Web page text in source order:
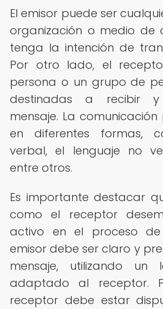
El emisor puede ser
organización o medio de
tenga la intención de
Por otro lado, el
persona o un grupo de
destinadas a recibir
mensaje. La
en diferentes formas,
verbal, el lenguaje no
entre otros.
Es importante destacar
como el receptor
activo en el proceso de
emisor debe ser claro y
mensaje, utilizando un
adaptado al receptor.
receptor debe estar